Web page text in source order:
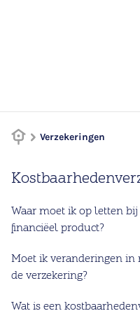
Verzekeringen
Waar moet ik op letten
financiëel product?
Moet ik veranderingen in
de verzekering?
Wat is een